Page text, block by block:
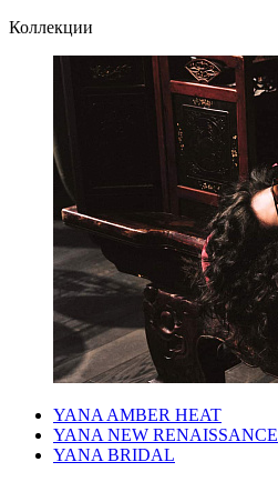
Коллекции
YANA AMBER HEAT
YANA NEW RENAISSANCE
YANA BRIDAL